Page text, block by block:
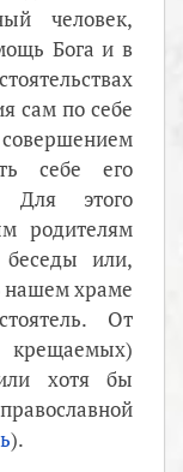
человек,
Бога и в
сам по себе
себе его
этого
родителям
беседы или,
нашем храме
От
хотя бы
).